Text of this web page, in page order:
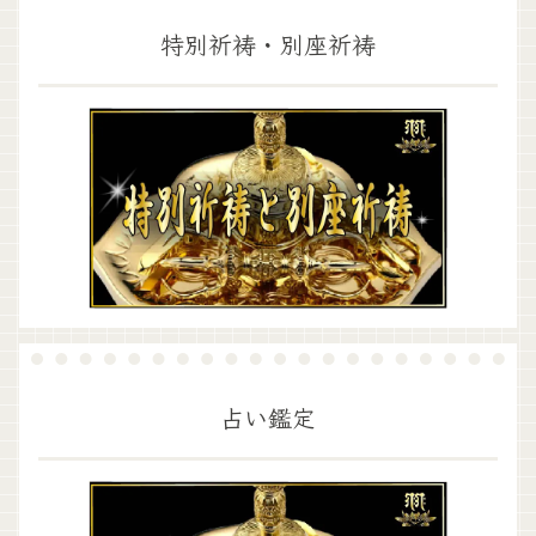
特別祈祷・別座祈祷
占い鑑定